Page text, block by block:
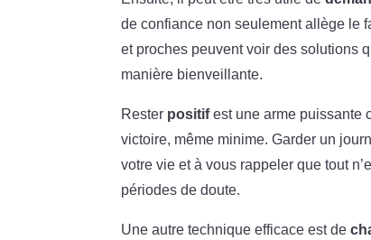
de confiance non seulement allège le
et proches peuvent voir des solutions
manière bienveillante.
Rester positifest une arme puissante
victoire, même minime. Garder un
votre vie et à vous rappeler que tout
périodes de doute.
Une autre technique efficace est de